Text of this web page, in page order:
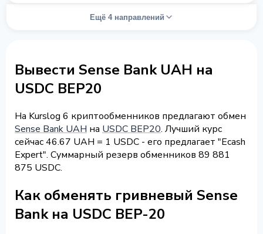
Ещё 4 направлений
Вывести Sense Bank UAH на
USDC BEP20
На Kurslog 6 криптообменников предлагают обмен
Sense Bank UAH на USDC BEP20. Лучший курс
сейчас 46.67 UAH = 1 USDC - его предлагает "Ecash
Expert". Суммарный резерв обменников 89 881
875 USDC.
Как обменять гривневый Sense
Bank на USDC BEP-20